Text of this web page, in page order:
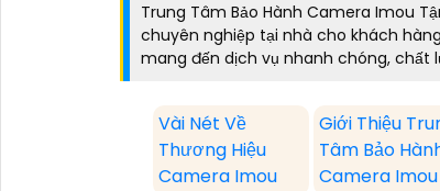
Trung Tâm Bảo Hành Camera Imou
chuyên nghiệp tại nhà cho khách
mang đến dịch vụ nhanh chóng, chất
Vài Nét Về
Thương Hiệu
Camera Imou
Giới Thiệu
Tâm Bảo
Camera Imou